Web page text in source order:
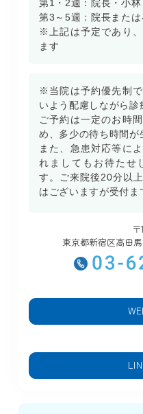
第1・2週：院長・小林
第3～5週：院長または
※上記は予定であり
ます
※当院は予約優先制
いよう配慮しながら診
ご予約は一定のお時
め、多少の待ち時間が
また、急患対応等に
れましてもお待たせ
す。ご来院後20分以
はございますが受付ま
東京都新宿区高田